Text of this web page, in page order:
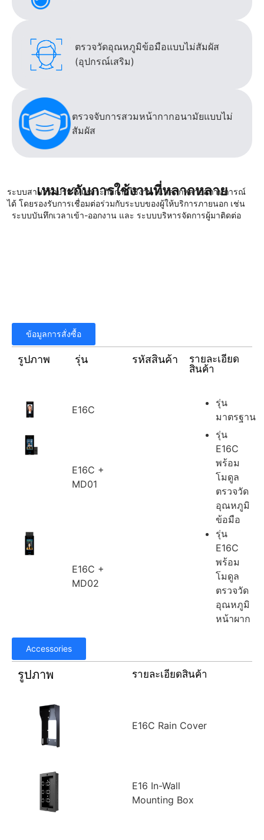
ตรวจวัดอุณหภูมิข้อมือแบบไม่สัมผัส
(อุปกรณ์เสริม)
ตรวจจับการสวมหน้ากากอนามัยแบบไม่
สัมผัส
เหมาะกับการใช้งานที่หลากหลาย
ระบบสามารถปรับให้เหมาะกับการใช้งานในหลากหลายสถานการณ์
ได้ โดยรองรับการเชื่อมต่อร่วมกับระบบของผู้ให้บริการภายนอก เช่น
ระบบบันทึกเวลาเข้า-ออกงาน และ ระบบบริหารจัดการผู้มาติดต่อ
ข้อมูลการสั่งซื้อ
รูปภาพ รุ่น รหัสสินค้า
รายละเอียด
สินค้า
E16C
รุ่น
มาตรฐาน
E16C +
MD01
รุ่น
E16C
พร้อม
โมดูล
ตรวจวัด
อุณหภูมิ
ข้อมือ
E16C +
MD02
รุ่น
E16C
พร้อม
โมดูล
ตรวจวัด
อุณหภูมิ
หน้าผาก
Accessories
รูปภาพ รายละเอียดสินค้า
E16C Rain Cover
E16 In-Wall
Mounting Box